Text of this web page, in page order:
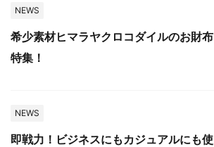
NEWS
希少素材ヒマラヤクロコダイルのお財布
特集！
NEWS
即戦力！ビジネスにもカジュアルにも使